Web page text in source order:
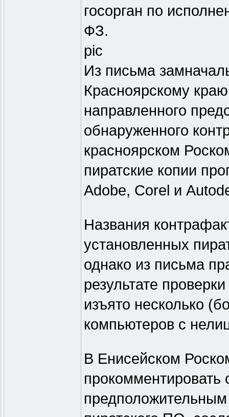
госорган по
ФЗ.
pic
Из письма
Красноярскому
направленного
обнаруженного
красноярском
пиратские копии
Adobe, Corel и
Названия
установленных
однако из письма
результате
изъято несколько
компьютеров с
В Енисейском